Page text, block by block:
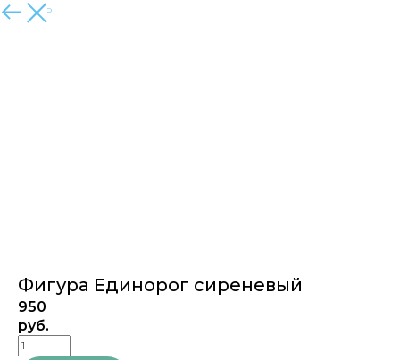
ЗАКРЫТЬ
Фигура Единорог сиреневый
950
руб.